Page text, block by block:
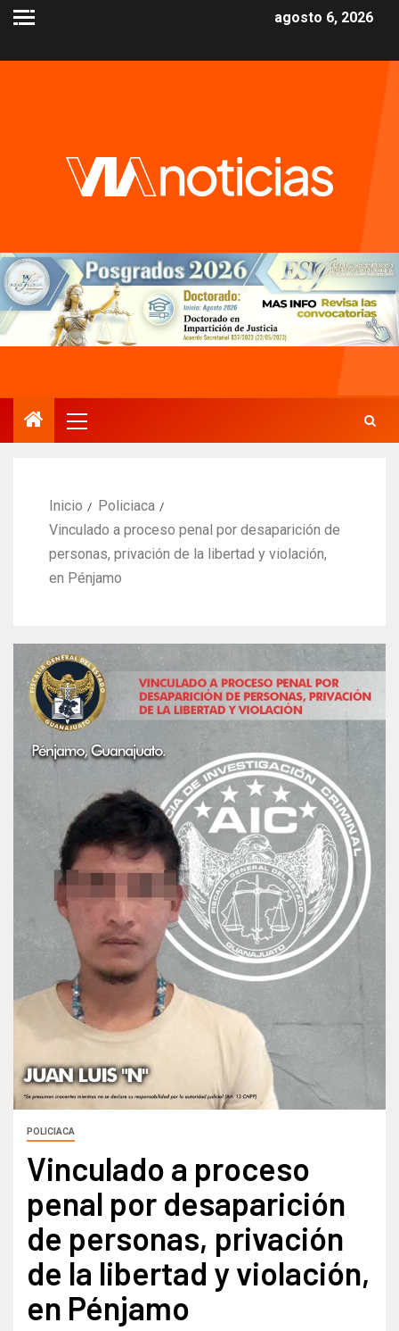
agosto 6, 2026
Inicio
Policiaca
Vinculado a proceso penal por desaparición de
personas, privación de la libertad y violación,
en Pénjamo
POLICIACA
Vinculado a proceso
penal por desaparición
de personas, privación
de la libertad y violación,
en Pénjamo